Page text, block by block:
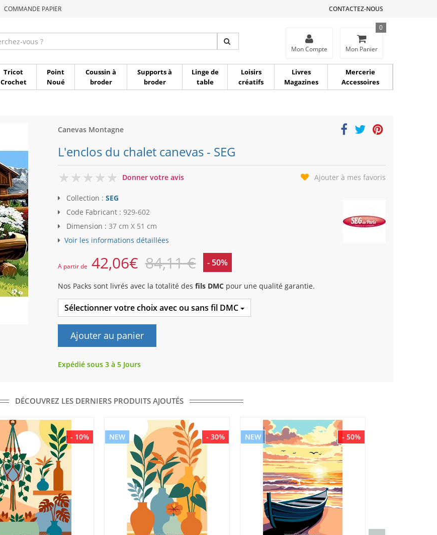
COMMANDE PAPIER CONTACTEZ-NOUS
Mon Compte Mon Panier
0
Tricot
Crochet
Point
Noué
Coussin à
broder
Supports à
broder
Linge de
table
Loisirs
créatifs
Livres
Magazines
Mercerie
Accessoires
Canevas Montagne
L'enclos du chalet canevas - SEG
0
Donner votre avis Ajouter à mes favoris
Collection : SEG
Code Fabricant : 929-602
Dimension : 37 cm X 51 cm
Voir les informations détaillées
A partir de 42,06€ 84,11 € - 50%
Nos Packs sont livrés avec la totalité des fils DMCpour une qualité garantie.
Sélectionner votre choix avec ou sans fil DMC
Ajouter au panier
Expédié sous 3 à 5 Jours
DÉCOUVREZ LES DERNIERS PRODUITS AJOUTÉS
- 10% - 30%
NEW - 50%
NEW